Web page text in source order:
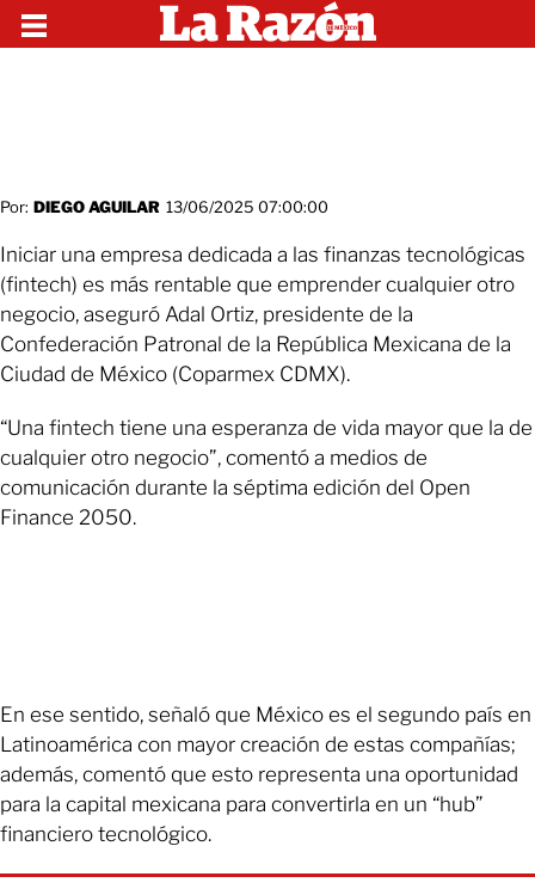
Por: DIEGO AGUILAR 13/06/2025 07:00:00
Iniciar una empresa dedicada a las finanzas tecnológicas
(fintech) es más rentable que emprender cualquier otro
negocio, aseguró Adal Ortiz, presidente de la
Confederación Patronal de la República Mexicana de la
Ciudad de México (Coparmex CDMX).
“Una fintech tiene una esperanza de vida mayor que la de
cualquier otro negocio”, comentó a medios de
comunicación durante la séptima edición del Open
Finance 2050.
En ese sentido, señaló que México es el segundo país en
Latinoamérica con mayor creación de estas compañías;
además, comentó que esto representa una oportunidad
para la capital mexicana para convertirla en un “hub”
financiero tecnológico.